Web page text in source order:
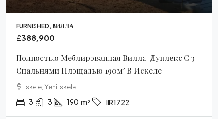
FURNISHED, ВИЛЛА
£388,900
Полностью Меблированная Вилла-Дуплекс С 3
Спальнями Площадью 190м² В Искеле
Iskele, Yeni Iskele
3 3 190 m² IIR1722